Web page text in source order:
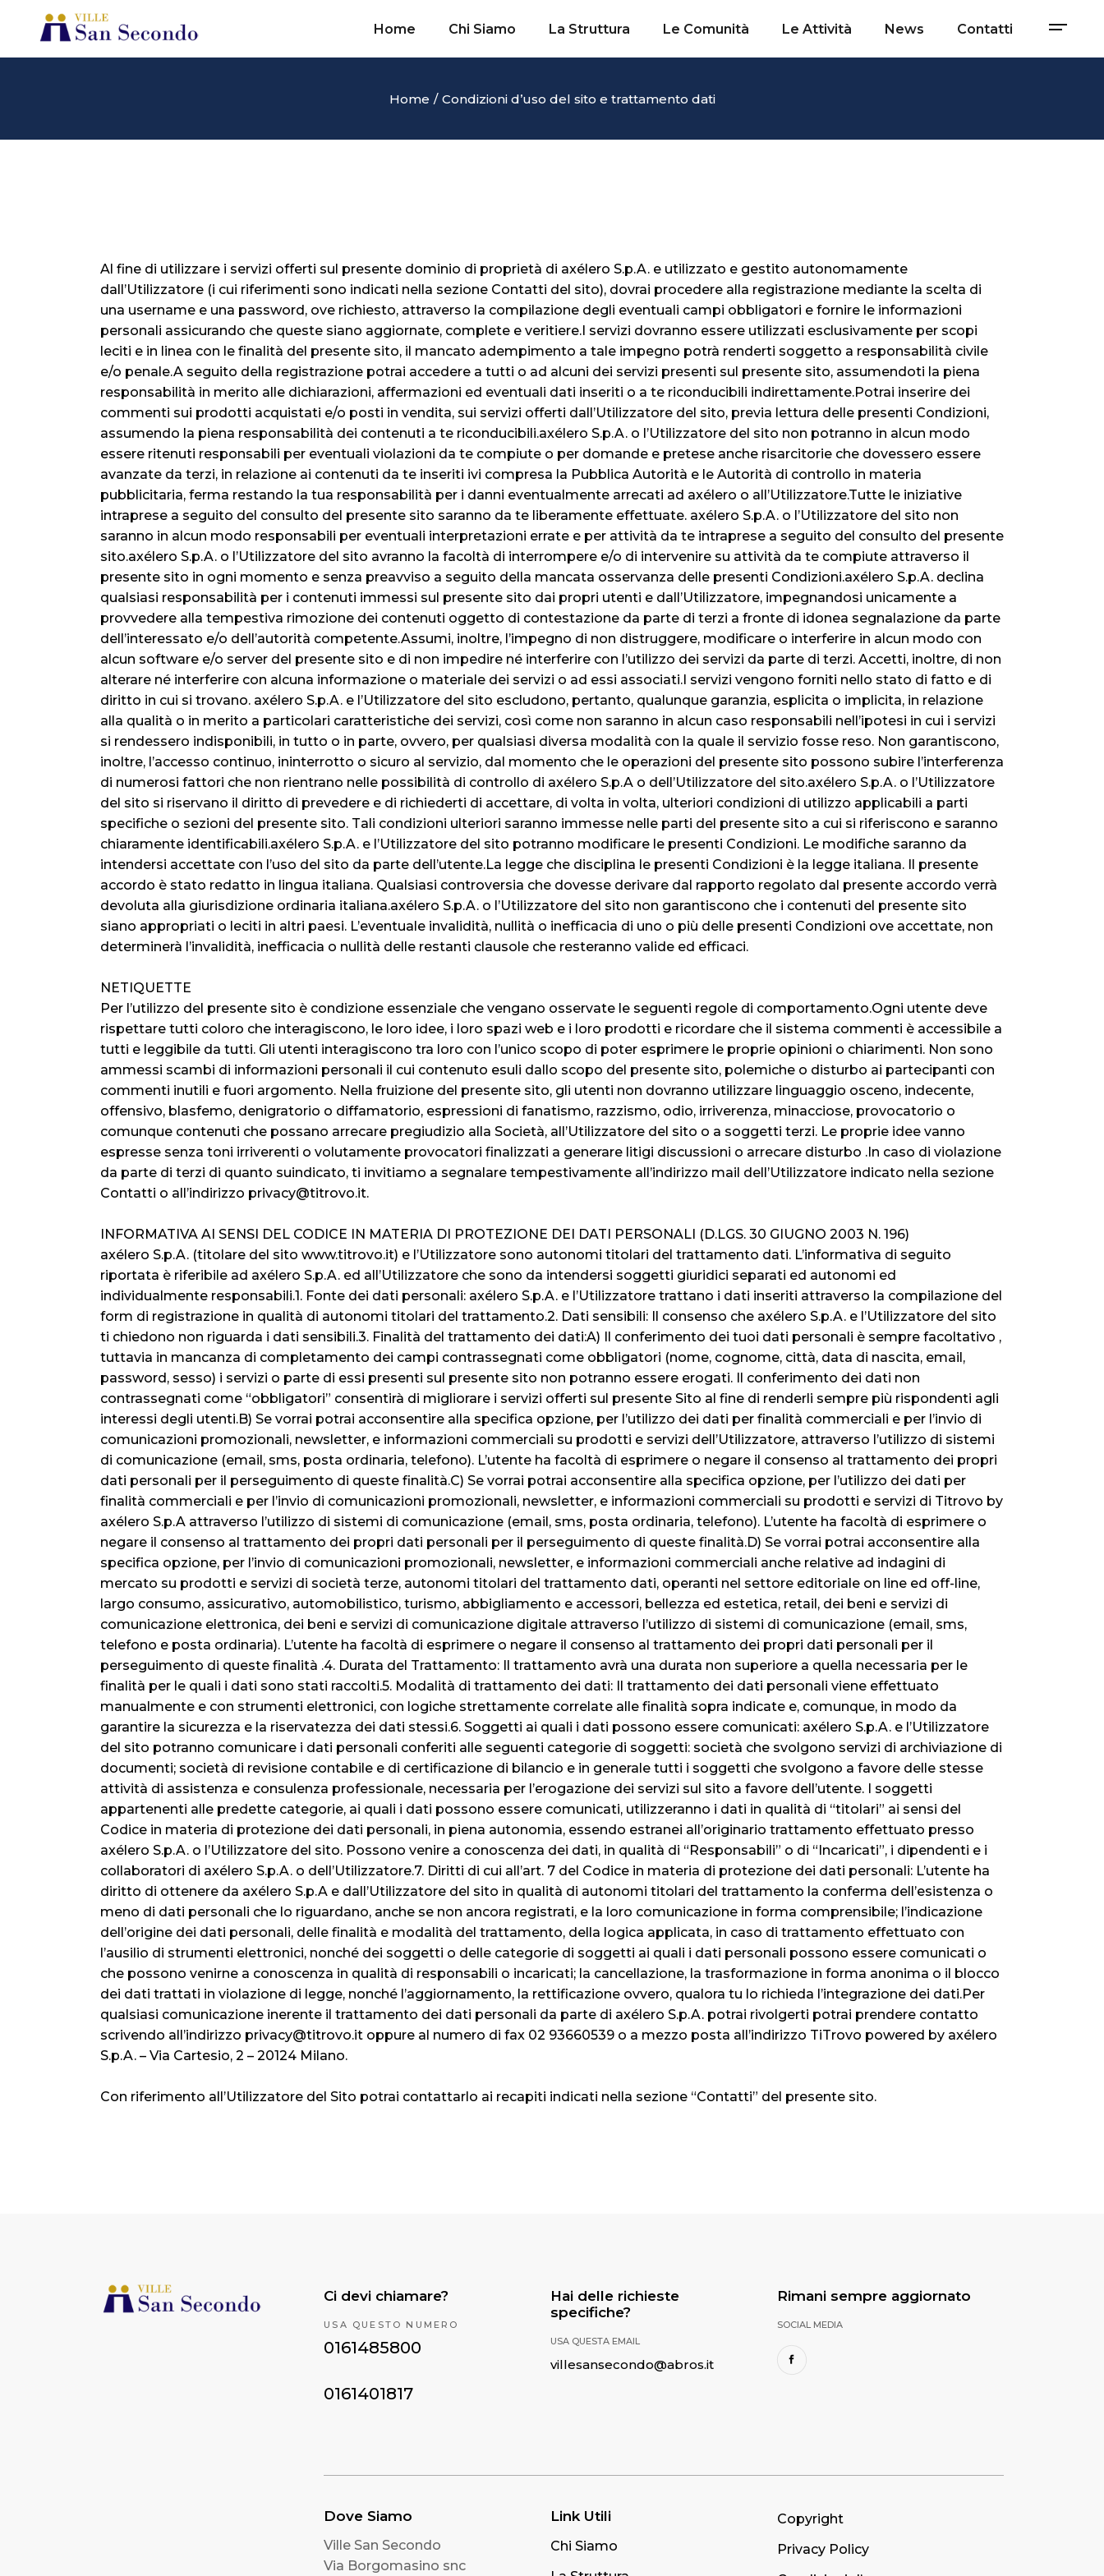
Home Chi Siamo La Struttura Le Comunità Le Attività News Contatti
Home Condizioni d’uso del sito e trattamento dati
Al fine di utilizzare i servizi offerti sul presente dominio di proprietà di axélero S.p.A. e utilizzato e gestito autonomamente
dall’Utilizzatore (i cui riferimenti sono indicati nella sezione Contatti del sito), dovrai procedere alla registrazione mediante la scelta di
una username e una password, ove richiesto, attraverso la compilazione degli eventuali campi obbligatori e fornire le informazioni
personali assicurando che queste siano aggiornate, complete e veritiere.I servizi dovranno essere utilizzati esclusivamente per scopi
leciti e in linea con le finalità del presente sito, il mancato adempimento a tale impegno potrà renderti soggetto a responsabilità civile
e/o penale.A seguito della registrazione potrai accedere a tutti o ad alcuni dei servizi presenti sul presente sito, assumendoti la piena
responsabilità in merito alle dichiarazioni, affermazioni ed eventuali dati inseriti o a te riconducibili indirettamente.Potrai inserire dei
commenti sui prodotti acquistati e/o posti in vendita, sui servizi offerti dall’Utilizzatore del sito, previa lettura delle presenti Condizioni,
assumendo la piena responsabilità dei contenuti a te riconducibili.axélero S.p.A. o l’Utilizzatore del sito non potranno in alcun modo
essere ritenuti responsabili per eventuali violazioni da te compiute o per domande e pretese anche risarcitorie che dovessero essere
avanzate da terzi, in relazione ai contenuti da te inseriti ivi compresa la Pubblica Autorità e le Autorità di controllo in materia
pubblicitaria, ferma restando la tua responsabilità per i danni eventualmente arrecati ad axélero o all’Utilizzatore.Tutte le iniziative
intraprese a seguito del consulto del presente sito saranno da te liberamente effettuate. axélero S.p.A. o l’Utilizzatore del sito non
saranno in alcun modo responsabili per eventuali interpretazioni errate e per attività da te intraprese a seguito del consulto del presente
sito.axélero S.p.A. o l’Utilizzatore del sito avranno la facoltà di interrompere e/o di intervenire su attività da te compiute attraverso il
presente sito in ogni momento e senza preavviso a seguito della mancata osservanza delle presenti Condizioni.axélero S.p.A. declina
qualsiasi responsabilità per i contenuti immessi sul presente sito dai propri utenti e dall’Utilizzatore, impegnandosi unicamente a
provvedere alla tempestiva rimozione dei contenuti oggetto di contestazione da parte di terzi a fronte di idonea segnalazione da parte
dell’interessato e/o dell’autorità competente.Assumi, inoltre, l’impegno di non distruggere, modificare o interferire in alcun modo con
alcun software e/o server del presente sito e di non impedire né interferire con l’utilizzo dei servizi da parte di terzi. Accetti, inoltre, di non
alterare né interferire con alcuna informazione o materiale dei servizi o ad essi associati.I servizi vengono forniti nello stato di fatto e di
diritto in cui si trovano. axélero S.p.A. e l’Utilizzatore del sito escludono, pertanto, qualunque garanzia, esplicita o implicita, in relazione
alla qualità o in merito a particolari caratteristiche dei servizi, così come non saranno in alcun caso responsabili nell’ipotesi in cui i servizi
si rendessero indisponibili, in tutto o in parte, ovvero, per qualsiasi diversa modalità con la quale il servizio fosse reso. Non garantiscono,
inoltre, l’accesso continuo, ininterrotto o sicuro al servizio, dal momento che le operazioni del presente sito possono subire l’interferenza
di numerosi fattori che non rientrano nelle possibilità di controllo di axélero S.p.A o dell’Utilizzatore del sito.axélero S.p.A. o l’Utilizzatore
del sito si riservano il diritto di prevedere e di richiederti di accettare, di volta in volta, ulteriori condizioni di utilizzo applicabili a parti
specifiche o sezioni del presente sito. Tali condizioni ulteriori saranno immesse nelle parti del presente sito a cui si riferiscono e saranno
chiaramente identificabili.axélero S.p.A. e l’Utilizzatore del sito potranno modificare le presenti Condizioni. Le modifiche saranno da
intendersi accettate con l’uso del sito da parte dell’utente.La legge che disciplina le presenti Condizioni è la legge italiana. Il presente
accordo è stato redatto in lingua italiana. Qualsiasi controversia che dovesse derivare dal rapporto regolato dal presente accordo verrà
devoluta alla giurisdizione ordinaria italiana.axélero S.p.A. o l’Utilizzatore del sito non garantiscono che i contenuti del presente sito
siano appropriati o leciti in altri paesi. L’eventuale invalidità, nullità o inefficacia di uno o più delle presenti Condizioni ove accettate, non
determinerà l’invalidità, inefficacia o nullità delle restanti clausole che resteranno valide ed efficaci.
NETIQUETTE
Per l’utilizzo del presente sito è condizione essenziale che vengano osservate le seguenti regole di comportamento.Ogni utente deve
rispettare tutti coloro che interagiscono, le loro idee, i loro spazi web e i loro prodotti e ricordare che il sistema commenti è accessibile a
tutti e leggibile da tutti. Gli utenti interagiscono tra loro con l’unico scopo di poter esprimere le proprie opinioni o chiarimenti. Non sono
ammessi scambi di informazioni personali il cui contenuto esuli dallo scopo del presente sito, polemiche o disturbo ai partecipanti con
commenti inutili e fuori argomento. Nella fruizione del presente sito, gli utenti non dovranno utilizzare linguaggio osceno, indecente,
offensivo, blasfemo, denigratorio o diffamatorio, espressioni di fanatismo, razzismo, odio, irriverenza, minacciose, provocatorio o
comunque contenuti che possano arrecare pregiudizio alla Società, all’Utilizzatore del sito o a soggetti terzi. Le proprie idee vanno
espresse senza toni irriverenti o volutamente provocatori finalizzati a generare litigi discussioni o arrecare disturbo .In caso di violazione
da parte di terzi di quanto suindicato, ti invitiamo a segnalare tempestivamente all’indirizzo mail dell’Utilizzatore indicato nella sezione
Contatti o all’indirizzo privacy@titrovo.it.
INFORMATIVA AI SENSI DEL CODICE IN MATERIA DI PROTEZIONE DEI DATI PERSONALI (D.LGS. 30 GIUGNO 2003 N. 196)
axélero S.p.A. (titolare del sito www.titrovo.it) e l’Utilizzatore sono autonomi titolari del trattamento dati. L’informativa di seguito
riportata è riferibile ad axélero S.p.A. ed all’Utilizzatore che sono da intendersi soggetti giuridici separati ed autonomi ed
individualmente responsabili.1. Fonte dei dati personali: axélero S.p.A. e l’Utilizzatore trattano i dati inseriti attraverso la compilazione del
form di registrazione in qualità di autonomi titolari del trattamento.2. Dati sensibili: Il consenso che axélero S.p.A. e l’Utilizzatore del sito
ti chiedono non riguarda i dati sensibili.3. Finalità del trattamento dei dati:A) Il conferimento dei tuoi dati personali è sempre facoltativo ,
tuttavia in mancanza di completamento dei campi contrassegnati come obbligatori (nome, cognome, città, data di nascita, email,
password, sesso) i servizi o parte di essi presenti sul presente sito non potranno essere erogati. Il conferimento dei dati non
contrassegnati come “obbligatori” consentirà di migliorare i servizi offerti sul presente Sito al fine di renderli sempre più rispondenti agli
interessi degli utenti.B) Se vorrai potrai acconsentire alla specifica opzione, per l’utilizzo dei dati per finalità commerciali e per l’invio di
comunicazioni promozionali, newsletter, e informazioni commerciali su prodotti e servizi dell’Utilizzatore, attraverso l’utilizzo di sistemi
di comunicazione (email, sms, posta ordinaria, telefono). L’utente ha facoltà di esprimere o negare il consenso al trattamento dei propri
dati personali per il perseguimento di queste finalità.C) Se vorrai potrai acconsentire alla specifica opzione, per l’utilizzo dei dati per
finalità commerciali e per l’invio di comunicazioni promozionali, newsletter, e informazioni commerciali su prodotti e servizi di Titrovo by
axélero S.p.A attraverso l’utilizzo di sistemi di comunicazione (email, sms, posta ordinaria, telefono). L’utente ha facoltà di esprimere o
negare il consenso al trattamento dei propri dati personali per il perseguimento di queste finalità.D) Se vorrai potrai acconsentire alla
specifica opzione, per l’invio di comunicazioni promozionali, newsletter, e informazioni commerciali anche relative ad indagini di
mercato su prodotti e servizi di società terze, autonomi titolari del trattamento dati, operanti nel settore editoriale on line ed off-line,
largo consumo, assicurativo, automobilistico, turismo, abbigliamento e accessori, bellezza ed estetica, retail, dei beni e servizi di
comunicazione elettronica, dei beni e servizi di comunicazione digitale attraverso l’utilizzo di sistemi di comunicazione (email, sms,
telefono e posta ordinaria). L’utente ha facoltà di esprimere o negare il consenso al trattamento dei propri dati personali per il
perseguimento di queste finalità .4. Durata del Trattamento: Il trattamento avrà una durata non superiore a quella necessaria per le
finalità per le quali i dati sono stati raccolti.5. Modalità di trattamento dei dati: Il trattamento dei dati personali viene effettuato
manualmente e con strumenti elettronici, con logiche strettamente correlate alle finalità sopra indicate e, comunque, in modo da
garantire la sicurezza e la riservatezza dei dati stessi.6. Soggetti ai quali i dati possono essere comunicati: axélero S.p.A. e l’Utilizzatore
del sito potranno comunicare i dati personali conferiti alle seguenti categorie di soggetti: società che svolgono servizi di archiviazione di
documenti; società di revisione contabile e di certificazione di bilancio e in generale tutti i soggetti che svolgono a favore delle stesse
attività di assistenza e consulenza professionale, necessaria per l’erogazione dei servizi sul sito a favore dell’utente. I soggetti
appartenenti alle predette categorie, ai quali i dati possono essere comunicati, utilizzeranno i dati in qualità di “titolari” ai sensi del
Codice in materia di protezione dei dati personali, in piena autonomia, essendo estranei all’originario trattamento effettuato presso
axélero S.p.A. o l’Utilizzatore del sito. Possono venire a conoscenza dei dati, in qualità di “Responsabili” o di “Incaricati”, i dipendenti e i
collaboratori di axélero S.p.A. o dell’Utilizzatore.7. Diritti di cui all’art. 7 del Codice in materia di protezione dei dati personali: L’utente ha
diritto di ottenere da axélero S.p.A e dall’Utilizzatore del sito in qualità di autonomi titolari del trattamento la conferma dell’esistenza o
meno di dati personali che lo riguardano, anche se non ancora registrati, e la loro comunicazione in forma comprensibile; l’indicazione
dell’origine dei dati personali, delle finalità e modalità del trattamento, della logica applicata, in caso di trattamento effettuato con
l’ausilio di strumenti elettronici, nonché dei soggetti o delle categorie di soggetti ai quali i dati personali possono essere comunicati o
che possono venirne a conoscenza in qualità di responsabili o incaricati; la cancellazione, la trasformazione in forma anonima o il blocco
dei dati trattati in violazione di legge, nonché l’aggiornamento, la rettificazione ovvero, qualora tu lo richieda l’integrazione dei dati.Per
qualsiasi comunicazione inerente il trattamento dei dati personali da parte di axélero S.p.A. potrai rivolgerti potrai prendere contatto
scrivendo all’indirizzo privacy@titrovo.it oppure al numero di fax 02 93660539 o a mezzo posta all’indirizzo TiTrovo powered by axélero
S.p.A. – Via Cartesio, 2 – 20124 Milano.
Con riferimento all’Utilizzatore del Sito potrai contattarlo ai recapiti indicati nella sezione “Contatti” del presente sito.
Ci devi chiamare?
USA QUESTO NUMERO
0161485800
0161401817
Hai delle richieste
specifiche?
USA QUESTA EMAIL
villesansecondo@abros.it
Rimani sempre aggiornato
SOCIAL MEDIA
Dove Siamo
Ville San Secondo
Via Borgomasino snc
Link Utili
Chi Siamo
Copyright
Privacy Policy